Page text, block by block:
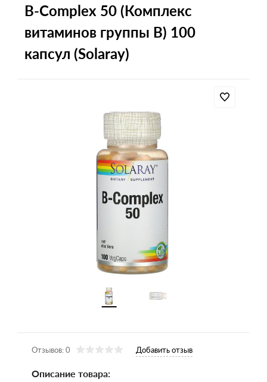
B-Complex 50 (Комплекс
витаминов группы B) 100
капсул (Solaray)
Отзывов: 0 Добавить отзыв
Описание товара: